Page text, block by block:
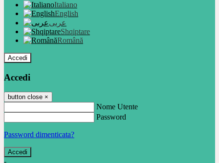
Italiano
English
عربى
Shqiptare
Română
Accedi
Accedi
button close ×
Nome Utente
Password
Password dimenticata?